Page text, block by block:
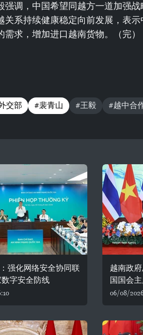
强调，中国希望同越方一道加强
关系持续健康稳定向前发展，表
需求，增加进口越南货物。（完）
交部 #裴青山 #王毅 #越中合
强化网络安全协同联
字安全防线
越南政
国国会
06/08/2026